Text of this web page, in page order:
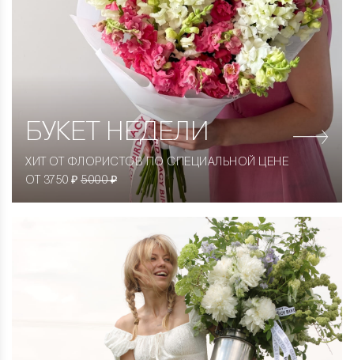
БУКЕТ НЕДЕЛИ
ХИТ ОТ ФЛОРИСТОВ ПО СПЕЦИАЛЬНОЙ ЦЕНЕ
ОТ 3750 ₽ 5000 ₽